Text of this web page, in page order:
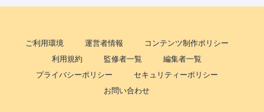
ご利用環境 運営者情報
コンテンツ制作ポリシー
利用規約
監修者一覧
編集者一覧
プライバシーポリシー
セキュリティーポリシー
お問い合わせ